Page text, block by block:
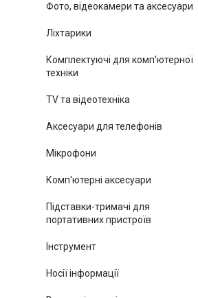
Фото, відеокамери та аксесуари
Ліхтарики
Комплектуючі для комп'ютерної
техніки
TV та відеотехніка
Аксесуари для телефонів
Мікрофони
Комп'ютерні аксесуари
Підставки-тримачі для
портативних пристроїв
Інструмент
Носії інформації